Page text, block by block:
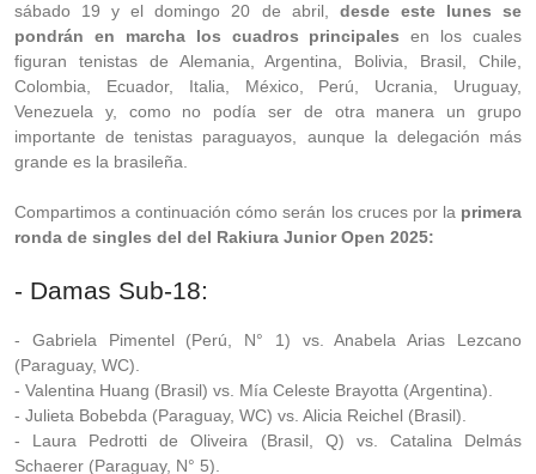
sábado 19 y el domingo 20 de abril, desde este lunes se
pondrán en marcha los cuadros principales en los cuales
figuran tenistas de Alemania, Argentina, Bolivia, Brasil, Chile,
Colombia, Ecuador, Italia, México, Perú, Ucrania, Uruguay,
Venezuela y, como no podía ser de otra manera un grupo
importante de tenistas paraguayos, aunque la delegación más
grande es la brasileña.
Compartimos a continuación cómo serán los cruces por la primera
ronda de singles del del Rakiura Junior Open 2025:
- Damas Sub-18:
- Gabriela Pimentel (Perú, N° 1) vs. Anabela Arias Lezcano
(Paraguay, WC).
- Valentina Huang (Brasil) vs. Mía Celeste Brayotta (Argentina).
- Julieta Bobebda (Paraguay, WC) vs. Alicia Reichel (Brasil).
- Laura Pedrotti de Oliveira (Brasil, Q) vs. Catalina Delmás
Schaerer (Paraguay, N° 5).